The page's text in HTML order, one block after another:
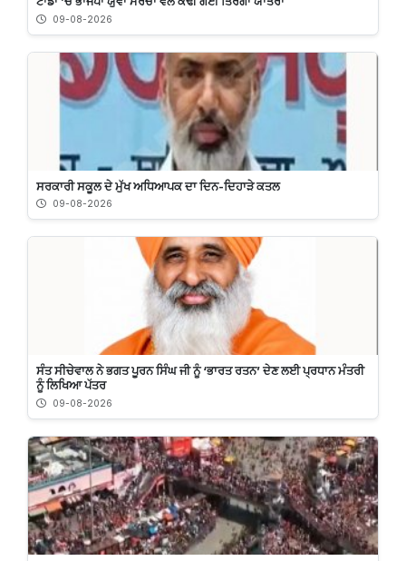
09-08-2026
ਸਰਕਾਰੀ ਸਕੂਲ ਦੇ ਮੁੱਖ ਅਧਿਆਪਕ ਦਾ ਦਿਨ-ਦਿਹਾੜੇ ਕਤਲ
09-08-2026
ਸੰਤ ਸੀਚੇਵਾਲ ਨੇ ਭਗਤ ਪੂਰਨ ਸਿੰਘ ਜੀ ਨੂੰ ‘ਭਾਰਤ ਰਤਨ’ ਦੇਣ ਲਈ ਪ੍ਰਧਾਨ ਮੰਤਰੀ
ਨੂੰ ਲਿਖਿਆ ਪੱਤਰ
09-08-2026